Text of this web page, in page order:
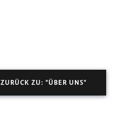
ZURÜCK ZU: "ÜBER UNS"